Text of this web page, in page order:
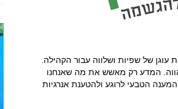
עוגן של שפיות ושלווה עבור הקהילה.
המדע רק מאשש את מה שאנחנו
הטבעי לרוגע ולהטענת אנרגיות